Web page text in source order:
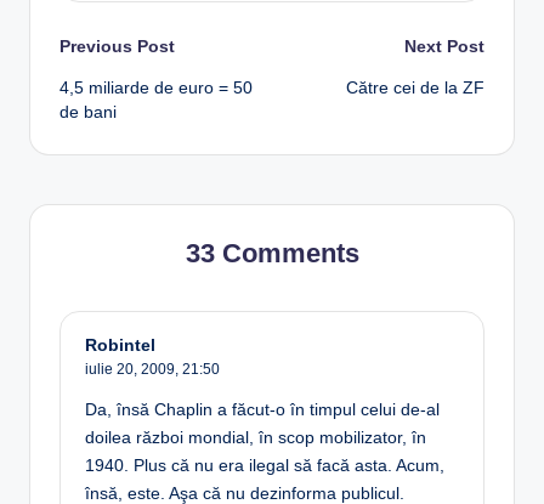
Post
navigation
Previous Post
4,5 miliarde de euro = 50
de bani
Next Post
Către cei de la ZF
33 Comments
Robintel
iulie 20, 2009, 21:50
Da, însă Chaplin a făcut-o în timpul celui de-al
doilea război mondial, în scop mobilizator, în
1940. Plus că nu era ilegal să facă asta. Acum,
însă, este. Aşa că nu dezinforma publicul.